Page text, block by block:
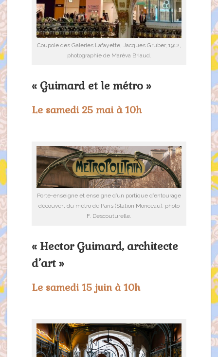
Coupole des Galeries Lafayette, Jacques Gruber, 1912,
photographie de Maréva Briaud.
« Guimard et le métro »
Le samedi 25 mai à 10h
Porte-enseigne et enseigne d’un portique d’entourage
découvert du métro de Paris (Station Monceau). photo
F. Descouturelle.
« Hector Guimard, architecte
d’art »
Le samedi 15 juin à 10h